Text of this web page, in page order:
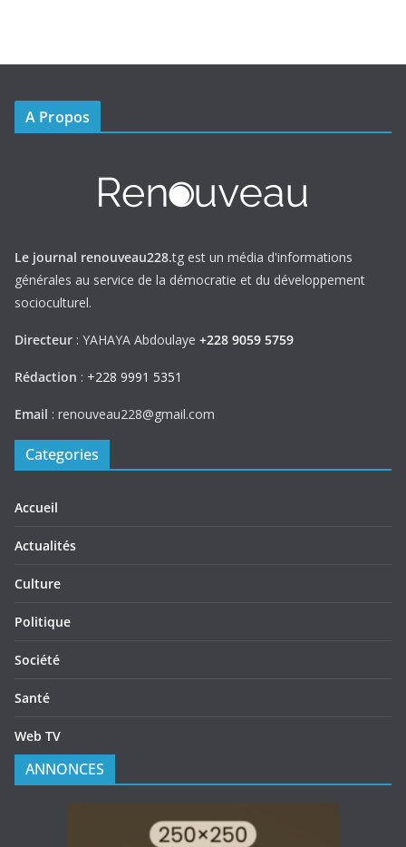
A Propos
Le journal renouveau228.tg est un média d'informations
générales au service de la démocratie et du développement
socioculturel.
Directeur : YAHAYA Abdoulaye +228 9059 5759
Rédaction : +228 9991 5351
Email : renouveau228@gmail.com
Categories
Accueil
Actualités
Culture
Politique
Société
Santé
Web TV
ANNONCES